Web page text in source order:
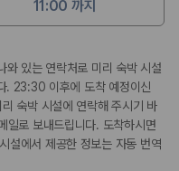
11:00 까지
있는 연락처로 미리 숙박 시설
. 23:30 이후에 도착 예정이신
숙박 시설에 연락해 주시기 바
일로 보내드립니다. 도착하시면
설에서 제공한 정보는 자동 번역